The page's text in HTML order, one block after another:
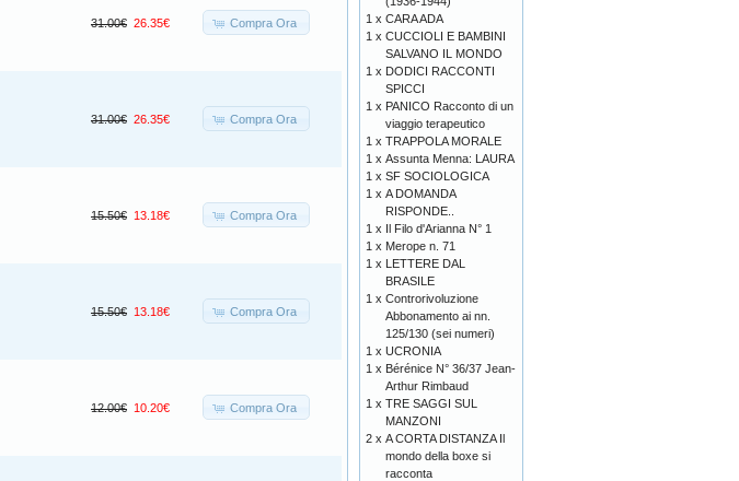
31.00€ 26.35€ Compra Ora
31.00€ 26.35€ Compra Ora
15.50€ 13.18€ Compra Ora
15.50€ 13.18€ Compra Ora
12.00€ 10.20€ Compra Ora
1 x CARA ADA
1 x CUCCIOLI E BAMBINI
SALVANO IL MONDO
1 x DODICI RACCONTI
SPICCI
1 x PANICO Racconto di un
viaggio terapeutico
1 x TRAPPOLA MORALE
1 x Assunta Menna: LAURA
1 x SF SOCIOLOGICA
1 x A DOMANDA
RISPONDE..
1 x Il Filo d'Arianna N° 1
1 x Merope n. 71
1 x LETTERE DAL
BRASILE
1 x Controrivoluzione
Abbonamento ai nn.
125/130 (sei numeri)
1 x UCRONIA
1 x Bérénice N° 36/37 Jean-
Arthur Rimbaud
1 x TRE SAGGI SUL
MANZONI
2 x A CORTA DISTANZA Il
mondo della boxe si
racconta